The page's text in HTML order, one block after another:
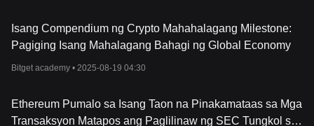
Isang Compendium ng Crypto Mahahalagang Milestone:
Pagiging Isang Mahalagang Bahagi ng Global Economy
Bitget academy • 2025-08-19 04:30
Ethereum Pumalo sa Isang Taon na Pinakamataas sa Mga
Transaksyon Matapos ang Paglilinaw ng SEC Tungkol sa